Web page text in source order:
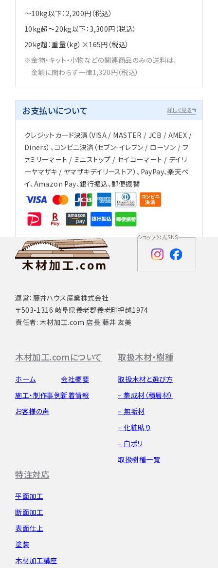
～10kg以下：2,200円（税込）
10kg超～20kg以下：3,300円（税込）
20kg超：重量（kg）×165円（税込）
金物・キット・小物などの関連商品のみの送料は、
金額に関わらず一律1,320円（税込）
お支払いについて 詳しく見る
クレジットカード決済（VISA / MASTER / JCB / AMEX /
Diners）、コンビニ決済（セブン-イレブン / ローソン / フ
ァミリーマート / ミニストップ / セイコーマート / デイリ
ーヤマザキ / ヤマザキデイリーストア）、PayPay、楽天ペ
イ、Amazon Pay、銀行振込、郵便振替
運営：藤井ハウス産業株式会社
〒503-1316 岐阜県養老郡養老町押越1974
責任者: 木材加工.com 店長 藤井 友美
ショップ公式SNS
木材加工.comについて
ホーム
施工・制作事例
お客様の声
会社概要
新着情報
取扱木材・樹種
取扱木材と選び方
– 集成材（積層材）
– 無垢材
– 化粧貼り
– 白ポリ
取扱樹種一覧
特注対応
平面加工
断面加工
表面仕上
塗装
木材加工講座